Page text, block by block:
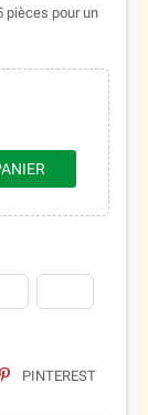
pièces pour un
PINTEREST